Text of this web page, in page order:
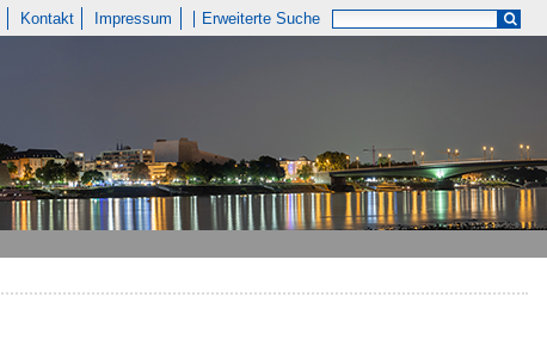
Kontakt Impressum Erweiterte Suche